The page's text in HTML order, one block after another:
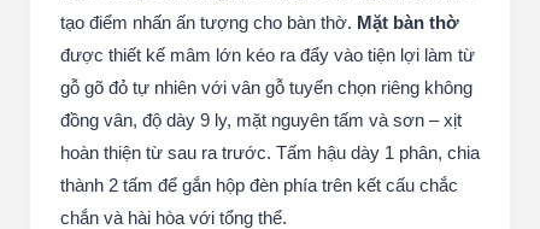
tạo điểm nhấn ấn tượng cho bàn thờ. Mặt bàn thờ
được thiết kế mâm lớn kéo ra đẩy vào tiện lợi làm từ
gỗ gõ đỏ tự nhiên với vân gỗ tuyển chọn riêng không
đồng vân, độ dày 9 ly, mặt nguyên tấm và sơn – xịt
hoàn thiện từ sau ra trước. Tấm hậu dày 1 phân, chia
thành 2 tấm để gắn hộp đèn phía trên kết cấu chắc
chắn và hài hòa với tổng thể.